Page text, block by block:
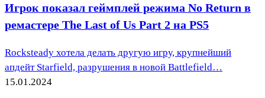
Игрок показал геймплей режима No Return в
ремастере The Last of Us Part 2 на PS5
Rocksteady хотела делать другую игру, крупнейший
апдейт Starfield, разрушения в новой Battlefield…
15.01.2024